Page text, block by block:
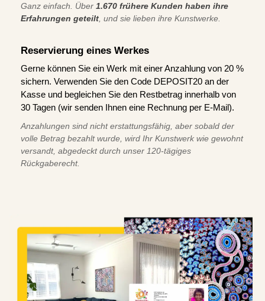
Ganz einfach. Über 1.670 frühere Kunden haben ihre
Erfahrungen geteilt , und sie lieben ihre Kunstwerke.
Reservierung eines Werkes
Gerne können Sie ein Werk mit einer Anzahlung von 20 %
sichern. Verwenden Sie den Code DEPOSIT20 an der
Kasse und begleichen Sie den Restbetrag innerhalb von
30 Tagen (wir senden Ihnen eine Rechnung per E-Mail).
Anzahlungen sind nicht erstattungsfähig, aber sobald der
volle Betrag bezahlt wurde, wird Ihr Kunstwerk wie gewohnt
versandt, abgedeckt durch unser 120-tägiges
Rückgaberecht.